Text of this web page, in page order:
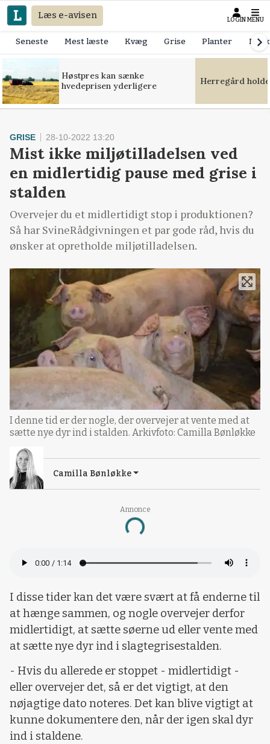
Læs e-avisen LOGIN MENU
Seneste Mest læste Kvæg Grise Planter
Høstpres kan sænke
hvedeprisen yderligere
Herregård
Annonce
Loading...
GRISE 28-10-2022 13:20
Mist ikke miljøtilladelsen ved
en midlertidig pause med grise i
stalden
Overvejer du et midlertidigt stop i produktionen?
Så har SvineRådgivningen et par gode råd, hvis du
ønsker at opretholde miljøtilladelsen.
I denne tid er der nogle, der overvejer at vente med at
sætte nye dyr ind i stalden. Arkivfoto: Camilla Bønløkke
Camilla Bønløkke
I disse tider kan det være svært at få enderne til
at hænge sammen, og nogle overvejer derfor
midlertidigt, at sætte søerne ud eller vente med
at sætte nye dyr ind i slagtegrisestalden.
- Hvis du allerede er stoppet - midlertidigt -
eller overvejer det, så er det vigtigt, at den
nøjagtige dato noteres. Det kan blive vigtigt at
kunne dokumentere den, når der igen skal dyr
ind i staldene.